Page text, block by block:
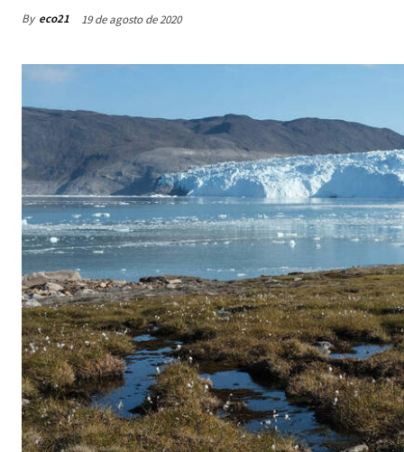
By eco21 19 de agosto de 2020